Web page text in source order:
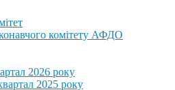
комітету АФДО
2026 року
2025 року